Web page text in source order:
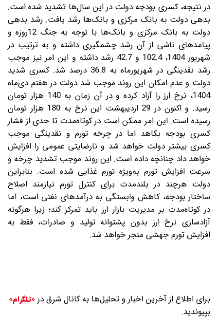
در نتیجه، کسری بودجه دولت در این سال‌ها تشدید شده است.
بدهی دولت به بانک مرکزی و بانک‌ها رشد یافت. رشد بدهی
دولت به بانک مرکزی و بانک‌ها با توجه به جنگ 12روزه و
پیامدهای ناشی از آن رشد چشمگیری داشته و به ترتیب در
شهریور 1404، 102.4 و 42.7 رشد داشته و این امر نیز موجب
رشد نقدینگی در شهریورماه به 36.8 درصد شد. کسری شدید
دولت و عدم امکان این روند موجب شد دولت در هفتم دی‌ماه
1404، نرخ ارز را آزاد کرده و در آن زمان به 140 هزار تومان
رسید. و اکنون در 29 اردیبهشت این نرخ به 180 هزار تومان
رسیده است. این امر ممکن است در کوتاه‌مدت تا حدی از فشار
کسری بودجه بکاهد اما در چرخه تورم و نقدینگی موجب
کسری بیشتر دولت خواهد شد و نارضایتی عمومی را افزایش
خواهد داد چنانچه داده است. این روند موجب تشدید چرخه و
سرعت افزایش تورم به‌ویژه تورم غذایی شده است. بنابراین
دولت هرچند در بلندمدت برای کنترل تورم نیازمند اصلاح
ساختار بودجه، کاهش وابستگی به درآمدهای نفتی است، اما
در کوتاه‌مدت بر مدیریت بازار ارز باید تمرکز کند؛ زیرا هرگونه
آزادسازی نرخ ارز بدون پشتوانه تولید و صادرات، فقط به
افزایش تورم جهشی منجر خواهد شد.
برای اطلاع از آخرین اخبار و تحلیل‌ها به کانال شرق در «تلگرام»
بپیوندید.